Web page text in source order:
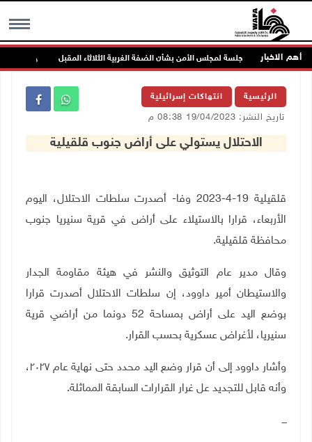
MENU أهم الاخبار جلسة لمجلس الأمن بشأن الضفة الغربية الثلاثاء المقبل
الرئيسية انتهاكات إسرائيلية
تاريخ النشر: 19/04/2023 08:38 م
الاحتلال يستولي على أراض جنوب قلقيلية
قلقيلية 19-4-2023 وفا- أصدرت سلطات الاحتلال، اليوم
الأربعاء، قرارا بالاستيلاء على أراض في قرية سنيريا جنوب
محافظة قلقيلية.
وقال مدير عام التوثيق والنشر في هيئة مقاومة الجدار
والاستيطان أمير داوود، إن سلطات الاحتلال أصدرت قرارا
بوضع اليد على أراض بمساحة 52 دونما من أراضي قرية
سنيريا، لأغراض عسكرية بحسب القرار.
وأشار داوود إلى أن قرار وضع اليد محدد حتى نهاية عام ٢٠٢٧،
وأنه قابل للتجديد عل غرار القرارات السابقة المماثلة.
ـــ